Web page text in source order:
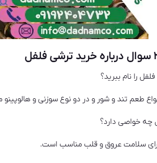
را نام ببرید؟
طعم تند و شور و در دو نوع سوزنی و هالوپینو
چه خواصی دارد؟
سلامت عروق و قلب مناسب است.